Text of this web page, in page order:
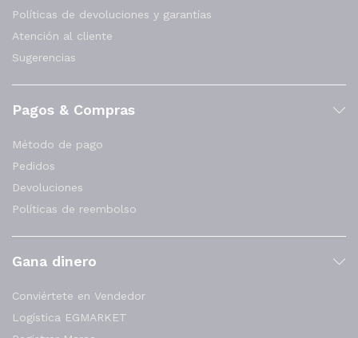
Políticas de devoluciones y garantías
Atención al cliente
Sugerencias
Pagos & Compras
Método de pago
Pedidos
Devoluciones
Políticas de reembolso
Gana dinero
Conviértete en Vendedor
Logística EGMARKET